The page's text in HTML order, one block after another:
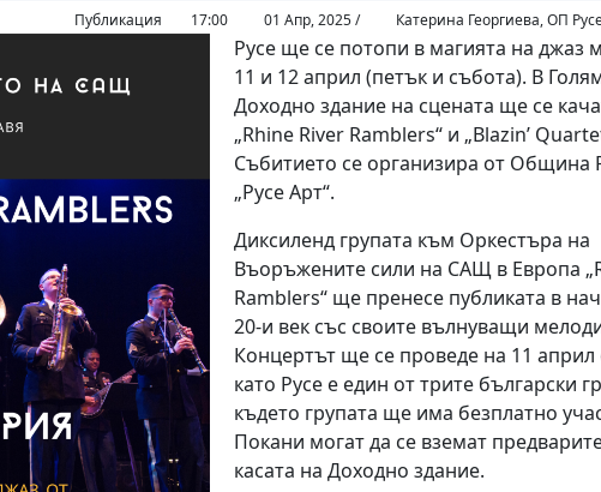
Публикация 17:00 01 Апр, 2025 / Катерина Георгиева, ОП
Русе ще се потопи в магията на джаз
11 и 12 април (петък и събота). В
Доходно здание на сцената ще се
„Rhine River Ramblers“ и „Blazin’
Събитието се организира от Община
„Русе Арт“.
Диксиленд групата към Оркестъра на
Въоръжените сили на САЩ в Европа
Ramblers“ ще пренесе публиката в
20-и век със своите вълнуващи
Концертът ще се проведе на 11 април
като Русе е един от трите български
където групата ще има безплатно
Покани могат да се вземат
касата на Доходно здание.